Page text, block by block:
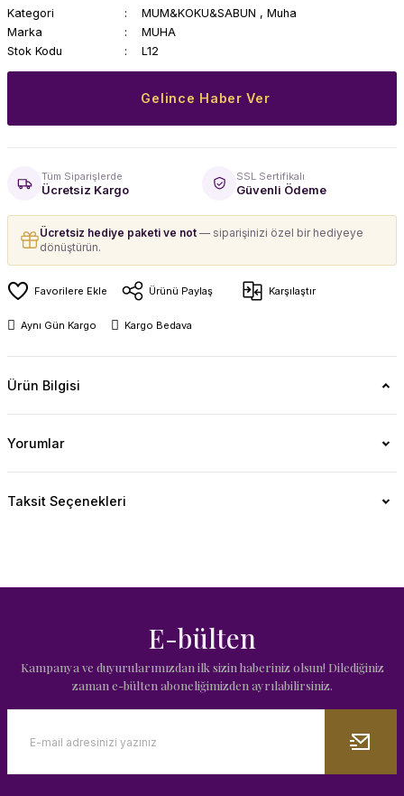
Kategori MUM&KOKU&SABUN , Muha
Marka
MUHA
Stok Kodu
L12
Gelince Haber Ver
Tüm Siparişlerde
Ücretsiz Kargo
SSL Sertifikalı
Güvenli Ödeme
Ücretsiz hediye paketi ve not — siparişinizi özel bir hediyeye
dönüştürün.
Ürünü Paylaş Karşılaştır
Aynı Gün Kargo Kargo Bedava
Ürün Bilgisi
Yorumlar
Taksit Seçenekleri
E-bülten
Kampanya ve duyurularımızdan ilk sizin haberiniz olsun! Dilediğiniz
zaman e-bülten aboneliğimizden ayrılabilirsiniz.